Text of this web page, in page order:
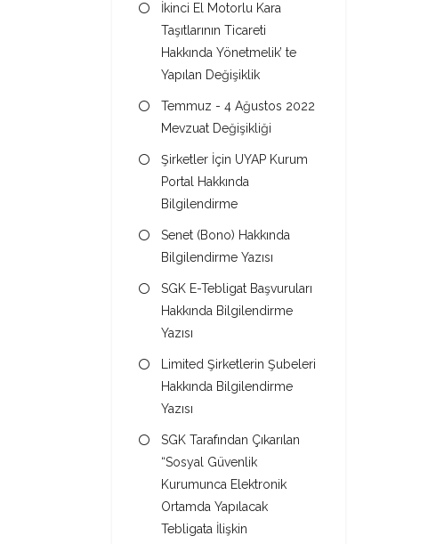
İkinci El Motorlu Kara
Taşıtlarının Ticareti
Hakkında Yönetmelik’ te
Yapılan Değişiklik
Temmuz - 4 Ağustos 2022
Mevzuat Değişikliği
Şirketler İçin UYAP Kurum
Portal Hakkında
Bilgilendirme
Senet (Bono) Hakkında
Bilgilendirme Yazısı
SGK E-Tebligat Başvuruları
Hakkında Bilgilendirme
Yazısı
Limited Şirketlerin Şubeleri
Hakkında Bilgilendirme
Yazısı
SGK Tarafından Çıkarılan
“Sosyal Güvenlik
Kurumunca Elektronik
Ortamda Yapılacak
Tebligata İlişkin